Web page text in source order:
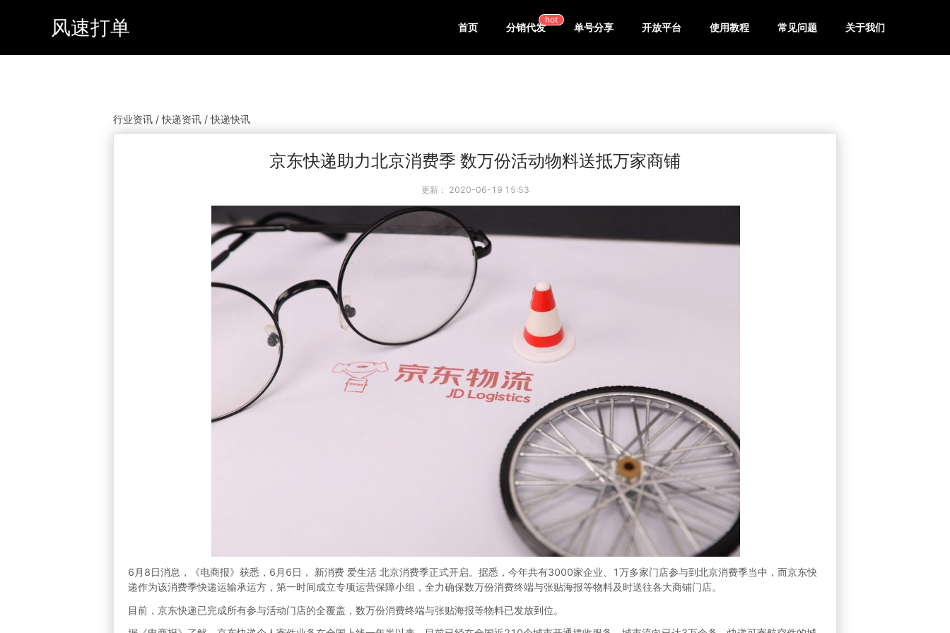
风速打单 首页 分销代发
hot
单号分享 开放平台 使用教程 常见问题 关于我们
行业资讯 / 快递资讯 / 快递快讯
京东快递助力北京消费季 数万份活动物料送抵万家商铺
更新： 2020-06-19 15:53
6月8日消息，《电商报》获悉，6月6日， 新消费 爱生活 北京消费季正式开启。据悉，今年共有3000家企业、1万多家门店参与到北京消费季当中，而京东快
递作为该消费季快递运输承运方，第一时间成立专项运营保障小组，全力确保数万份消费终端与张贴海报等物料及时送往各大商铺门店。
目前，京东快递已完成所有参与活动门店的全覆盖，数万份消费终端与张贴海报等物料已发放到位。